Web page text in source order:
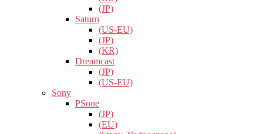
(JP)
Saturn
(US-EU)
(JP)
(KR)
Dreamcast
(JP)
(US-EU)
Sony
PSone
(JP)
(EU)